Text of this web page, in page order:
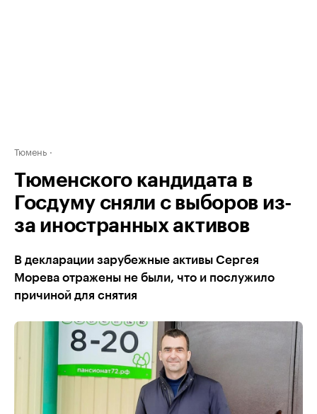
Тюмень
Тюменского кандидата в
Госдуму сняли с выборов из-
за иностранных активов
В декларации зарубежные активы Сергея
Морева отражены не были, что и послужило
причиной для снятия